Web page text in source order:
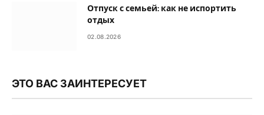
Отпуск с семьей: как не испортить
отдых
02.08.2026
ЭТО ВАС ЗАИНТЕРЕСУЕТ